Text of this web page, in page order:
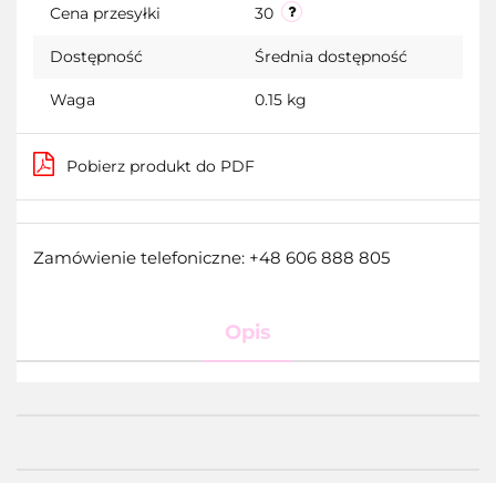
Cena przesyłki 30
Dostępność Średnia dostępność
Waga 0.15 kg
Pobierz produkt do PDF
Zamówienie telefoniczne: +48 606 888 805
Opis